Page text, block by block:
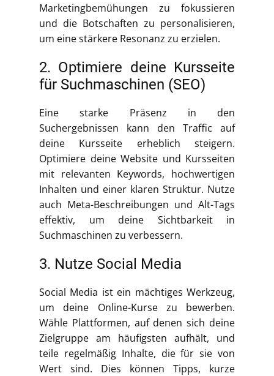
Marketingbemühungen zu fokussieren
und die Botschaften zu personalisieren,
um eine stärkere Resonanz zu erzielen.
2. Optimiere deine Kursseite
für Suchmaschinen (SEO)
Eine starke Präsenz in den
Suchergebnissen kann den Traffic auf
deine Kursseite erheblich steigern.
Optimiere deine Website und Kursseiten
mit relevanten Keywords, hochwertigen
Inhalten und einer klaren Struktur. Nutze
auch Meta-Beschreibungen und Alt-Tags
effektiv, um deine Sichtbarkeit in
Suchmaschinen zu verbessern.
3. Nutze Social Media
Social Media ist ein mächtiges Werkzeug,
um deine Online-Kurse zu bewerben.
Wähle Plattformen, auf denen sich deine
Zielgruppe am häufigsten aufhält, und
teile regelmäßig Inhalte, die für sie von
Wert sind. Dies können Tipps, kurze